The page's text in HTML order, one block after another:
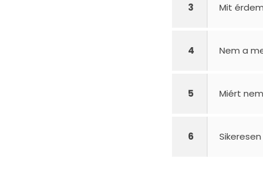
3 Mit
4 Nem a
5 Miért
6